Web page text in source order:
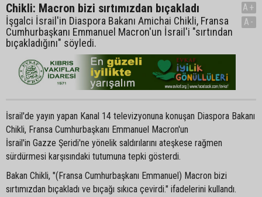
Chikli: Macron bizi sırtımızdan bıçakladı
İşgalci İsrail'in Diaspora Bakanı Amichai Chikli, Fransa
Cumhurbaşkanı Emmanuel Macron'un İsrail'i "sırtından
bıçakladığını" söyledi.
A+
A-
İsrail'de yayın yapan Kanal 14 televizyonuna konuşan Diaspora Bakanı
Chikli, Fransa Cumhurbaşkanı Emmanuel Macron'un
İsrail'in Gazze Şeridi'ne yönelik saldırılarını ateşkese rağmen
sürdürmesi karşısındaki tutumuna tepki gösterdi.
Bakan Chikli, "(Fransa Cumhurbaşkanı Emmanuel) Macron bizi
sırtımızdan bıçakladı ve bıçağı sıkıca çevirdi." ifadelerini kullandı.